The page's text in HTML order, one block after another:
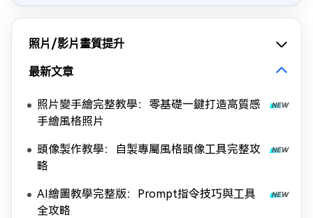
照片/影片畫質提升
最新文章
照片變手繪完整教學：零基礎一鍵打造高質感
手繪風格照片
頭像製作教學：自製專屬風格頭像工具完整攻
略
AI繪圖教學完整版：Prompt指令技巧與工具
全攻略